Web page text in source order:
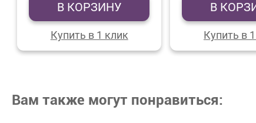
В КОРЗИНУ
Купить в 1 клик
В
Купить в
Вам также могут понравиться: